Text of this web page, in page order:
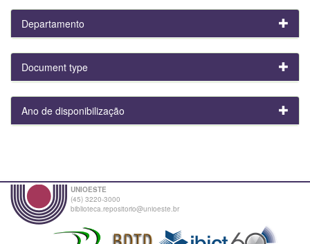
Departamento
Document type
Ano de disponibilização
UNIOESTE
(45) 3220-3000
biblioteca.repositorio@unioeste.br